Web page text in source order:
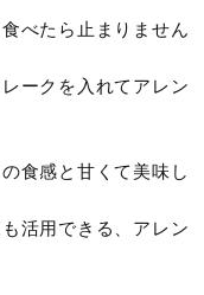
べたら止まりません
ークを入れてアレン
食感と甘くて美味し
活用できる、アレン